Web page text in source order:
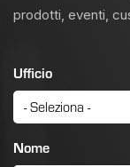
prodotti, eventi,
Ufficio
Nome